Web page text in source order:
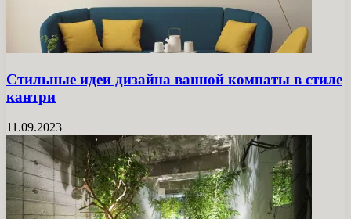
Стильные идеи дизайна ванной комнаты в стиле
кантри
11.09.2023